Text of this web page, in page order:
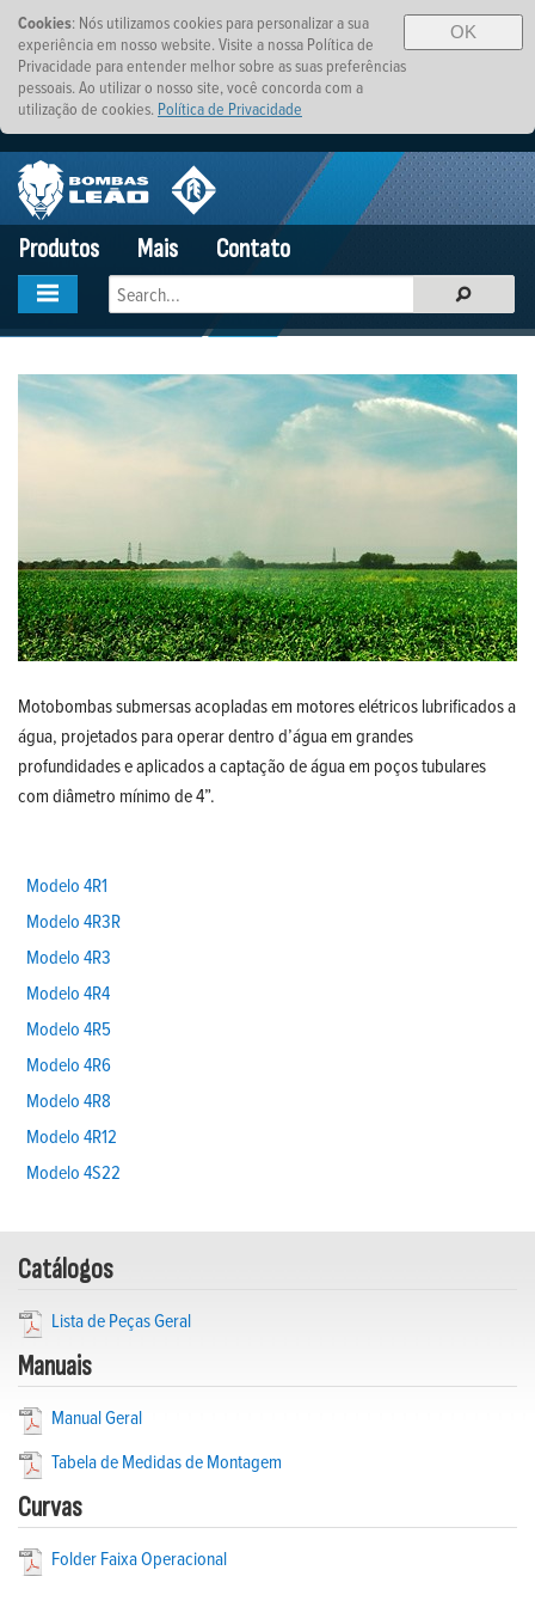
OK
Cookies: Nós utilizamos cookies para personalizar a sua
experiência em nosso website. Visite a nossa Política de
Privacidade para entender melhor sobre as suas preferências
pessoais. Ao utilizar o nosso site, você concorda com a
utilização de cookies. Política de Privacidade
Produtos Mais Contato
Motobombas submersas acopladas em motores elétricos lubrificados a
água, projetados para operar dentro d’água em grandes
profundidades e aplicados a captação de água em poços tubulares
com diâmetro mínimo de 4”.
Modelo 4R1
Modelo 4R3R
Modelo 4R3
Modelo 4R4
Modelo 4R5
Modelo 4R6
Modelo 4R8
Modelo 4R12
Modelo 4S22
Catálogos
Lista de Peças Geral
Manuais
Manual Geral
Tabela de Medidas de Montagem
Curvas
Folder Faixa Operacional